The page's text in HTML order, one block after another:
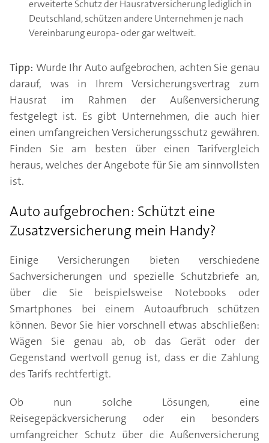
erweiterte Schutz der Hausratversicherung lediglich in
Deutschland, schützen andere Unternehmen je nach
Vereinbarung europa- oder gar weltweit.
Tipp: Wurde Ihr Auto aufgebrochen, achten Sie genau
darauf, was in Ihrem Versicherungsvertrag zum
Hausrat im Rahmen der Außenversicherung
festgelegt ist. Es gibt Unternehmen, die auch hier
einen umfangreichen Versicherungsschutz gewähren.
Finden Sie am besten über einen Tarifvergleich
heraus, welches der Angebote für Sie am sinnvollsten
ist.
Auto aufgebrochen: Schützt eine
Zusatzversicherung mein Handy?
Einige Versicherungen bieten verschiedene
Sachversicherungen und spezielle Schutzbriefe an,
über die Sie beispielsweise Notebooks oder
Smartphones bei einem Autoaufbruch schützen
können. Bevor Sie hier vorschnell etwas abschließen:
Wägen Sie genau ab, ob das Gerät oder der
Gegenstand wertvoll genug ist, dass er die Zahlung
des Tarifs rechtfertigt.
Ob nun solche Lösungen, eine
Reisegepäckversicherung oder ein besonders
umfangreicher Schutz über die Außenversicherung